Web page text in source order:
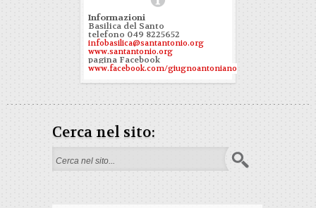
Informazioni
Basilica del Santo
telefono 049 8225652
infobasilica@santantonio.org
www.santantonio.org
pagina Facebook
www.facebook.com/giugnoantoniano
Cerca nel sito:
Search form